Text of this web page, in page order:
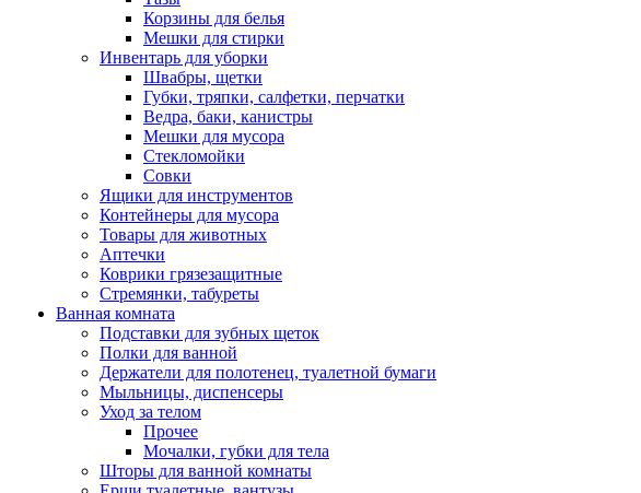
Корзины для белья
Мешки для стирки
Инвентарь для уборки
Швабры, щетки
Губки, тряпки, салфетки, перчатки
Ведра, баки, канистры
Мешки для мусора
Стекломойки
Совки
Ящики для инструментов
Контейнеры для мусора
Товары для животных
Аптечки
Коврики грязезащитные
Стремянки, табуреты
Ванная комната
Подставки для зубных щеток
Полки для ванной
Держатели для полотенец, туалетной бумаги
Мыльницы, диспенсеры
Уход за телом
Прочее
Мочалки, губки для тела
Шторы для ванной комнаты